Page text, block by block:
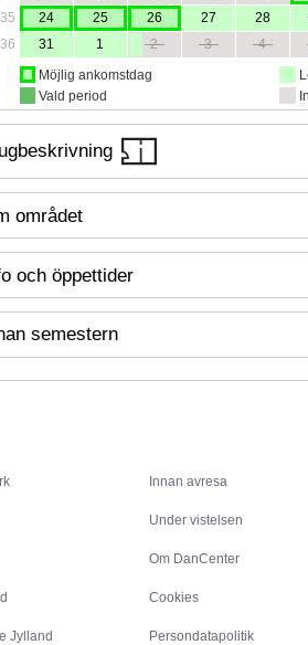
35
24 25 26 27 28
36
31 1 2 3 4
Möjlig ankomstdag
Vald period
området
och öppettider
semestern
Jylland
Innan avresa
Under vistelsen
Om DanCenter
Cookies
Persondatapolitik